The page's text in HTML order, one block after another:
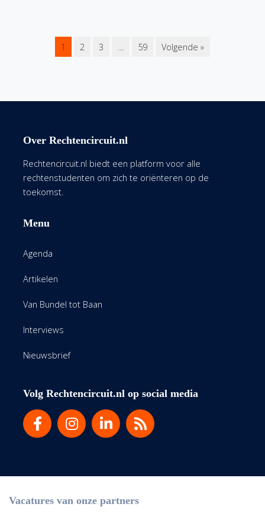
1 2 3 … 59 Volgende »
Over Rechtencircuit.nl
Rechtencircuit.nl biedt een platform voor alle
rechtenstudenten om zich te oriënteren op de
toekomst.
Menu
Agenda
Artikelen
Van Bundel tot Baan
Interviews
Nieuwsbrief
Volg Rechtencircuit.nl op social media
Vacatures van onze partners